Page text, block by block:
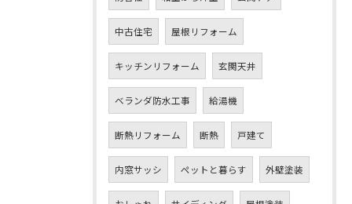
中古住宅 屋根リフォーム
キッチンリフォーム 玄関天井
ベランダ防水工事 給湯機
断熱リフォーム 断熱 戸建て
内窓サッシ ペットと暮らす 外壁塗装